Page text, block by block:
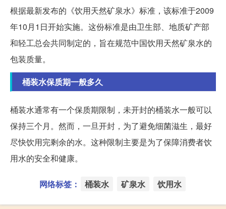
根据最新发布的《饮用天然矿泉水》标准，该标准于2009
年10月1日开始实施。这份标准是由卫生部、地质矿产部
和轻工总会共同制定的，旨在规范中国饮用天然矿泉水的
包装质量。
桶装水保质期一般多久
桶装水通常有一个保质期限制，未开封的桶装水一般可以
保持三个月。然而，一旦开封，为了避免细菌滋生，最好
尽快饮用完剩余的水。这种限制主要是为了保障消费者饮
用水的安全和健康。
网络标签： 桶装水 矿泉水 饮用水